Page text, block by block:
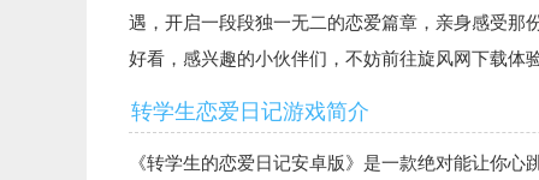
遇，开启一段段独一无二的恋爱篇章，亲身感受那
好看，感兴趣的小伙伴们，不妨前往旋风网下载体
转学生恋爱日记游戏简介
《转学生的恋爱日记安卓版》是一款绝对能让你